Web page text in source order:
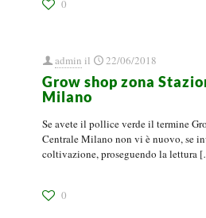
0
admin il 22/06/2018
Grow shop zona
Milano
Se avete il pollice verde il termine
Centrale Milano non vi è nuovo, se
coltivazione, proseguendo la lettura
0